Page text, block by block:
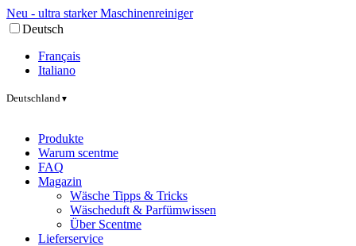
Neu - ultra starker Maschinenreiniger
Deutsch
Français
Italiano
Deutschland▼
Produkte
Warum scentme
FAQ
Magazin
Wäsche Tipps & Tricks
Wäscheduft & Parfümwissen
Über Scentme
Lieferservice